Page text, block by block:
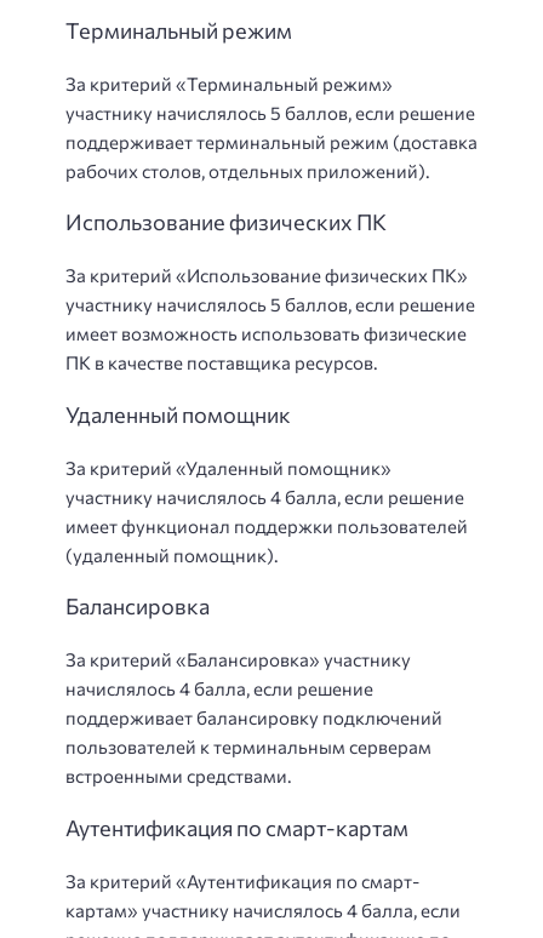
Терминальный режим
За критерий «Терминальный режим»
участнику начислялось 5 баллов, если решение
поддерживает терминальный режим (доставка
рабочих столов, отдельных приложений).
Использование физических ПК
За критерий «Использование физических ПК»
участнику начислялось 5 баллов, если решение
имеет возможность использовать физические
ПК в качестве поставщика ресурсов.
Удаленный помощник
За критерий «Удаленный помощник»
участнику начислялось 4 балла, если решение
имеет функционал поддержки пользователей
(удаленный помощник).
Балансировка
За критерий «Балансировка» участнику
начислялось 4 балла, если решение
поддерживает балансировку подключений
пользователей к терминальным серверам
встроенными средствами.
Аутентификация по смарт-картам
За критерий «Аутентификация по смарт-
картам» участнику начислялось 4 балла, если